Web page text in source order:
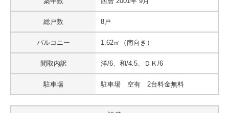
総戸数 8戸
バルコニー 1.62㎡（南向き）
間取内訳 洋/6、和/4.5、ＤＫ/6
駐車場 駐車場 空有 2台料金無料